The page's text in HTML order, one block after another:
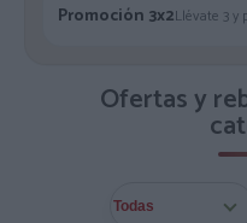
Promoción 3x2Llévate 3 y
Ofertas y